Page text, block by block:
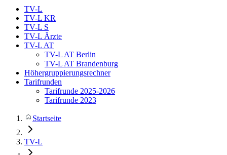
TV-L
TV-L KR
TV-L S
TV-L Ärzte
TV-L AT
TV-L AT Berlin
TV-L AT Brandenburg
Höhergruppierungsrechner
Tarifrunden
Tarifrunde 2025-2026
Tarifrunde 2023
Startseite
TV-L